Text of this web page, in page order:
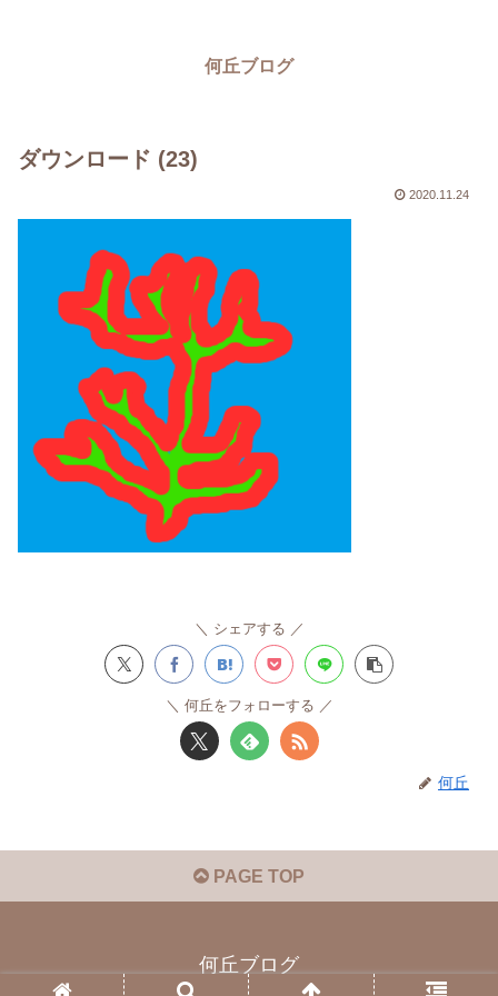
何丘ブログ
ダウンロード (23)
2020.11.24
シェアする
何丘をフォローする
何丘
PAGE TOP
何丘ブログ